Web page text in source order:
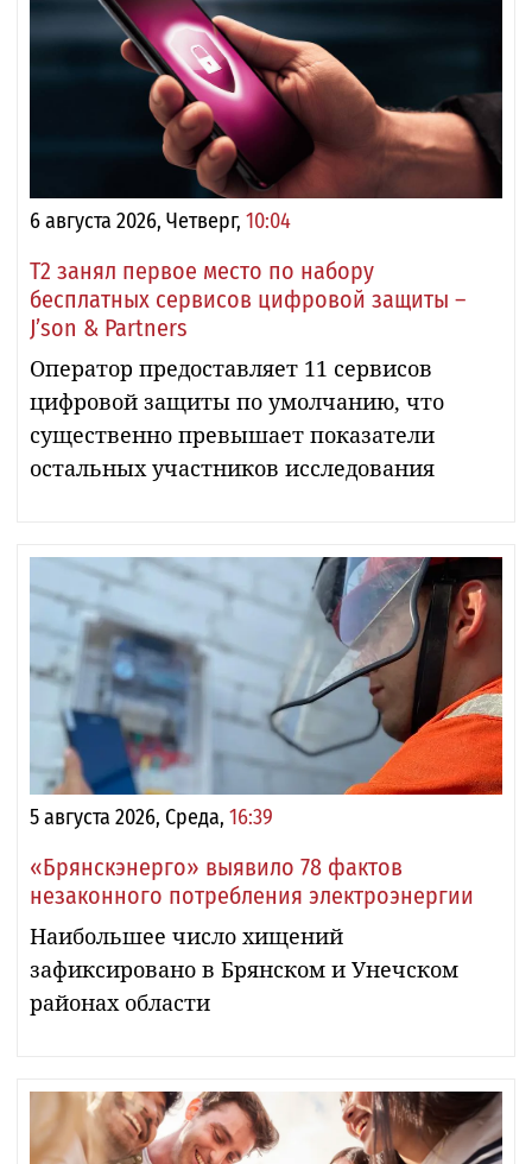
6 августа 2026, Четверг, 10:04
Т2 занял первое место по набору
бесплатных сервисов цифровой защиты –
J’son & Partners
Оператор предоставляет 11 сервисов
цифровой защиты по умолчанию, что
существенно превышает показатели
остальных участников исследования
5 августа 2026, Среда, 16:39
«Брянскэнерго» выявило 78 фактов
незаконного потребления электроэнергии
Наибольшее число хищений
зафиксировано в Брянском и Унечском
районах области